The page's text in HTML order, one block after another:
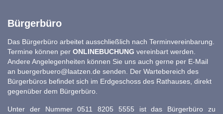
Bürgerbüro
Das Bürgerbüro arbeitet ausschließlich nach Terminvereinbarung.
Termine können per ONLINEBUCHUNG vereinbart werden.
Andere Angelegenheiten können Sie uns auch gerne per E-Mail
an buergerbuero@laatzen.de senden. Der Wartebereich des
Bürgerbüros befindet sich im Erdgeschoss des Rathauses, direkt
gegenüber dem Bürgerbüro.
Unter der Nummer 0511 8205 5555 ist das Bürgerbüro zu